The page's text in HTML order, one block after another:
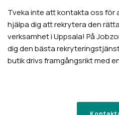
Tveka inte att kontakta oss för
hjälpa dig att rekrytera den
verksamhet i Uppsala! På
dig den bästa
butik drivs framgångsrikt med